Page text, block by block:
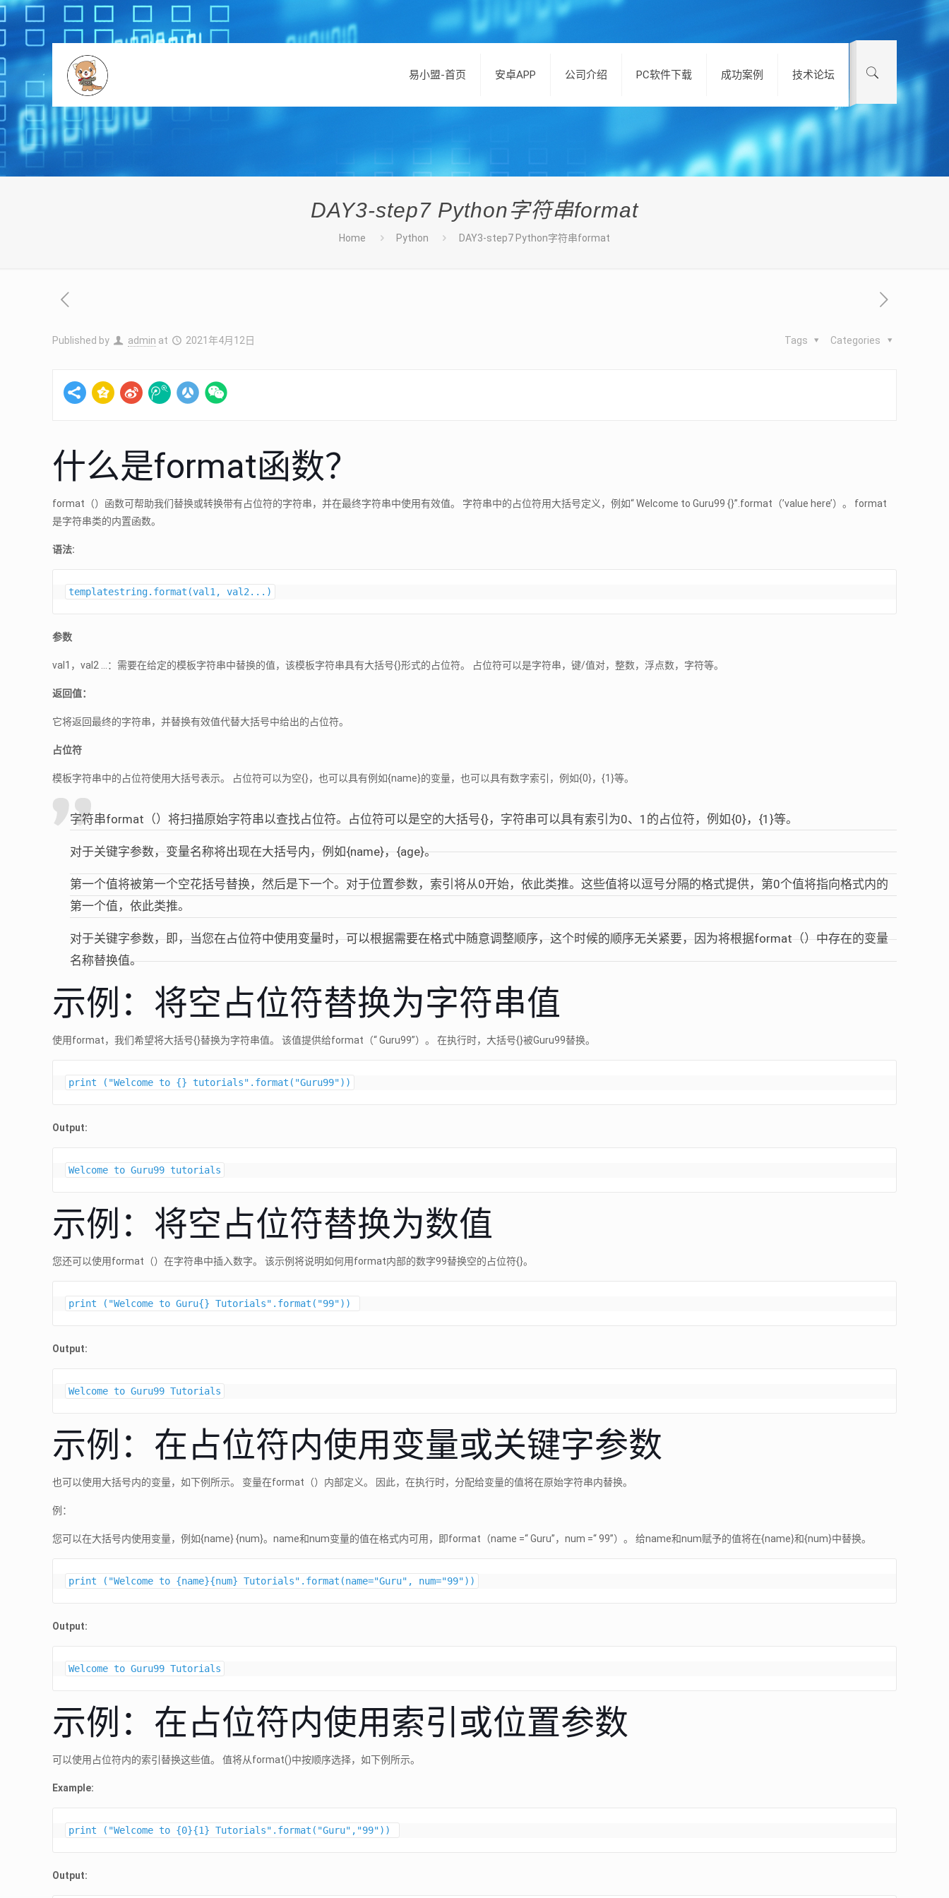
易小盟-首页 安卓APP 公司介绍 PC软件下载 成功案例 技术论坛
DAY3-step7 Python字符串format
Home Python DAY3-step7 Python字符串format
Published by admin at 2021年4月12日 Categories
Tags
什么是format函数？
format（）函数可帮助我们替换或转换带有占位符的字符串，并在最终字符串中使用有效值。 字符串中的占位符用大括号定义，例如“ Welcome to Guru99 {}”.format（’value here’）。 format
是字符串类的内置函数。
语法:
templatestring.format(val1, val2...)
参数
val1，val2 …：需要在给定的模板字符串中替换的值，该模板字符串具有大括号{}形式的占位符。 占位符可以是字符串，键/值对，整数，浮点数，字符等。
返回值：
它将返回最终的字符串，并替换有效值代替大括号中给出的占位符。
占位符
模板字符串中的占位符使用大括号表示。 占位符可以为空{}，也可以具有例如{name}的变量，也可以具有数字索引，例如{0}，{1}等。
字符串format（）将扫描原始字符串以查找占位符。占位符可以是空的大括号{}，字符串可以具有索引为0、1的占位符，例如{0}，{1}等。
对于关键字参数，变量名称将出现在大括号内，例如{name}，{age}。
第一个值将被第一个空花括号替换，然后是下一个。对于位置参数，索引将从0开始，依此类推。这些值将以逗号分隔的格式提供，第0个值将指向格式内的
第一个值，依此类推。
对于关键字参数，即，当您在占位符中使用变量时，可以根据需要在格式中随意调整顺序，这个时候的顺序无关紧要，因为将根据format（）中存在的变量
名称替换值。
示例：将空占位符替换为字符串值
使用format，我们希望将大括号{}替换为字符串值。 该值提供给format（“ Guru99”）。 在执行时，大括号{}被Guru99替换。
Output:
Welcome to Guru99 tutorials
示例：将空占位符替换为数值
您还可以使用format（）在字符串中插入数字。 该示例将说明如何用format内部的数字99替换空的占位符{}。
Output:
Welcome to Guru99 Tutorials
示例：在占位符内使用变量或关键字参数
也可以使用大括号内的变量，如下例所示。 变量在format（）内部定义。 因此，在执行时，分配给变量的值将在原始字符串内替换。
例：
您可以在大括号内使用变量，例如{name} {num}。name和num变量的值在格式内可用，即format（name =“ Guru”，num =“ 99”）。 给name和num赋予的值将在{name}和{num}中替换。
Output:
Welcome to Guru99 Tutorials
示例：在占位符内使用索引或位置参数
可以使用占位符内的索引替换这些值。 值将从format()中按顺序选择，如下例所示。
Example:
Output: